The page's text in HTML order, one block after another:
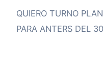
QUIERO TURNO
PARA ANTERS DEL